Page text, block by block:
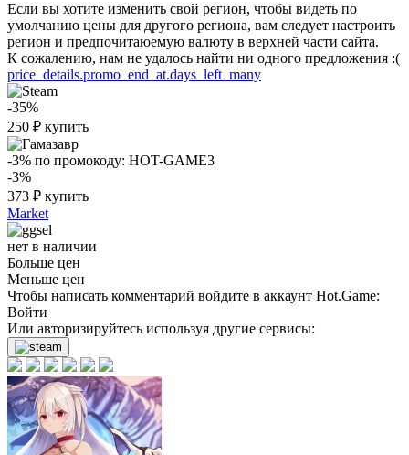
Если вы хотите изменить свой регион, чтобы видеть по
умолчанию цены для другого региона, вам следует настроить
регион и предпочитаюемую валюту в верхней части сайта.
К сожалению, нам не удалось найти ни одного предложения :(
price_details.promo_end_at.days_left_many
-35%
250 ₽ купить
-3% по промокоду: HOT-GAME3
-3%
373 ₽ купить
Market
нет в наличии
Больше цен
Меньше цен
Чтобы написать комментарий войдите в аккаунт Hot.Game:
Войти
Или авторизируйтесь используя другие сервисы: